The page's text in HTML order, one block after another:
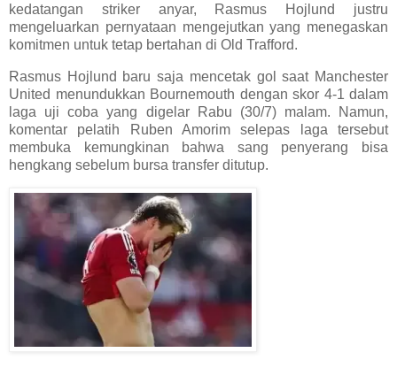
kedatangan striker anyar, Rasmus Hojlund justru
mengeluarkan pernyataan mengejutkan yang menegaskan
komitmen untuk tetap bertahan di Old Trafford.
Rasmus Hojlund baru saja mencetak gol saat Manchester
United menundukkan Bournemouth dengan skor 4-1 dalam
laga uji coba yang digelar Rabu (30/7) malam. Namun,
komentar pelatih Ruben Amorim selepas laga tersebut
membuka kemungkinan bahwa sang penyerang bisa
hengkang sebelum bursa transfer ditutup.